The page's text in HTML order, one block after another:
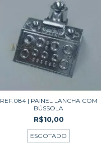
REF.084 | PAINEL LANCHA COM
BÚSSOLA
R$10,00
ESGOTADO